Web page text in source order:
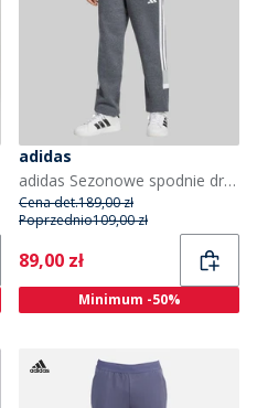
adidas
adidas Sezonowe spodnie dresowe Tiberio 3 Stripes dla chłopca kolor Drak Grey/Biały/Wonder Sage
Cena det.189,00 zł
Poprzednio109,00 zł
Current
89,00 zł
Minimum -50%